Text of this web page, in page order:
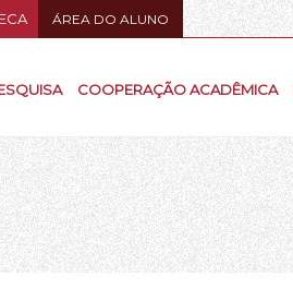
ÁREA DO ALUNO
COOPERAÇÃO ACADÊMICA